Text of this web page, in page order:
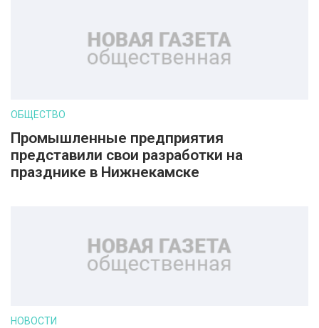
ОБЩЕСТВО
Промышленные предприятия
представили свои разработки на
празднике в Нижнекамске
НОВОСТИ